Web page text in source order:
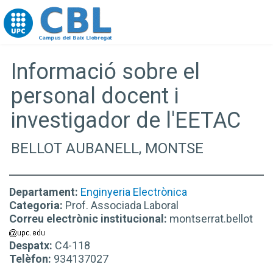
Go to upc.edu
Informació sobre el
personal docent i
investigador de l'EETAC
BELLOT AUBANELL, MONTSE
Departament: Enginyeria Electrònica
Categoria: Prof. Associada Laboral
Correu electrònic institucional: montserrat.bellot
Despatx: C4-118
Telèfon: 934137027